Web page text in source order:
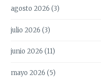
agosto 2026 (3)
julio 2026 (3)
junio 2026 (11)
mayo 2026 (5)